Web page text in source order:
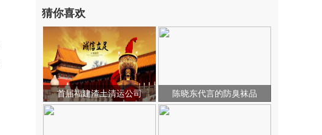
猜你喜欢
首届福建渣土清运公司 陈晓东代言的防臭袜品